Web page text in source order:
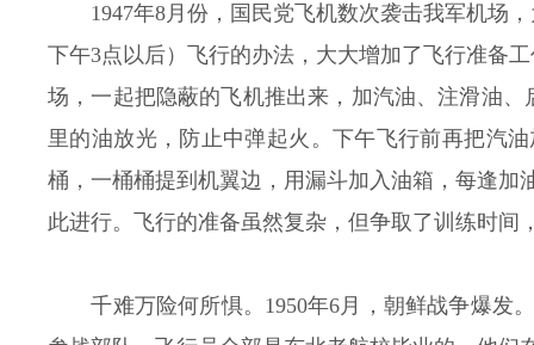
1947年8月份，国民党飞机数次袭击我军机场
下午3点以后）飞行的办法，大大增加了飞行准备
场，一起把隐蔽的飞机推出来，加汽油、注滑油
里的油放光，防止中弹起火。下午飞行前再把汽
桶，一桶桶提到机翼边，用漏斗加入油箱，每逢
此进行。飞行的准备虽然复杂，但争取了训练时间
千难万险何所惧。1950年6月，朝鲜战争爆发